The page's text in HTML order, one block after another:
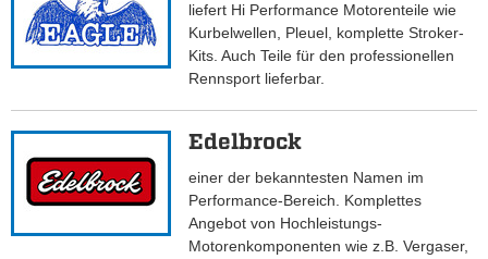
liefert Hi Performance Motorenteile wie
Kurbelwellen, Pleuel, komplette Stroker-
Kits. Auch Teile für den professionellen
Rennsport lieferbar.
Edelbrock
einer der bekanntesten Namen im
Performance-Bereich. Komplettes
Angebot von Hochleistungs-
Motorenkomponenten wie z.B. Vergaser,